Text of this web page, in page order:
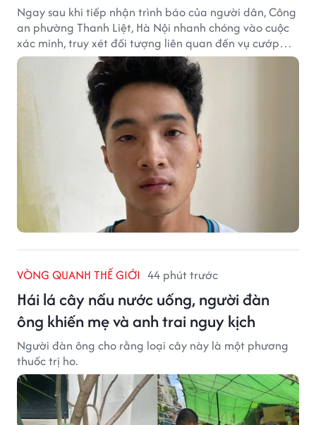
Ngay sau khi tiếp nhận trình báo của người dân, Công
an phường Thanh Liệt, Hà Nội nhanh chóng vào cuộc
xác minh, truy xét đối tượng liên quan đến vụ cướp
giật tài sản xảy ra tại một cửa hàng cầm đồ trên địa
VÒNG QUANH THẾ GIỚI 44 phút trước
Hái lá cây nấu nước uống, người đàn
ông khiến mẹ và anh trai nguy kịch
Người đàn ông cho rằng loại cây này là một phương
thuốc trị ho.